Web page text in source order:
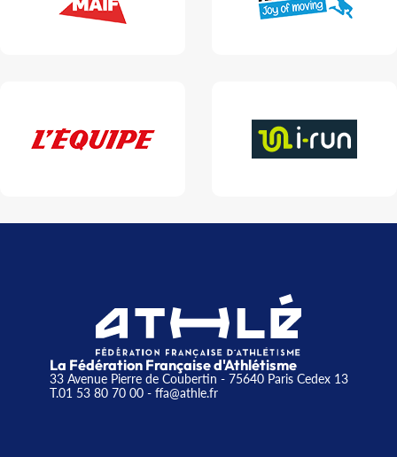
La Fédération Française d'Athlétisme
33 Avenue Pierre de Coubertin - 75640 Paris Cedex 13
T.01 53 80 70 00- ffa@athle.fr